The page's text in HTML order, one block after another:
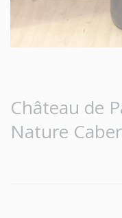
Château de
Nature